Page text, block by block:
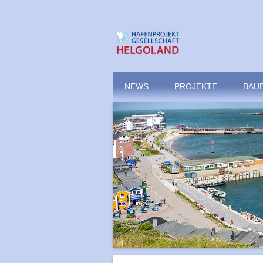
Offshore-Hafen
NEWS PROJEKTE